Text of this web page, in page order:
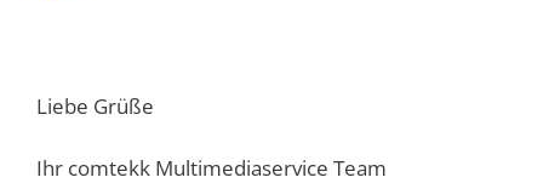
Liebe Grüße
Ihr comtekk Multimediaservice Team